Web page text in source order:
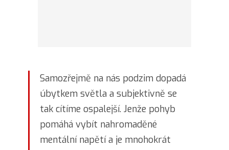
Samozřejmě na nás podzim dopadá
úbytkem světla a subjektivně se
tak cítíme ospalejší. Jenže pohyb
pomáhá vybít nahromaděné
mentální napětí a je mnohokrát